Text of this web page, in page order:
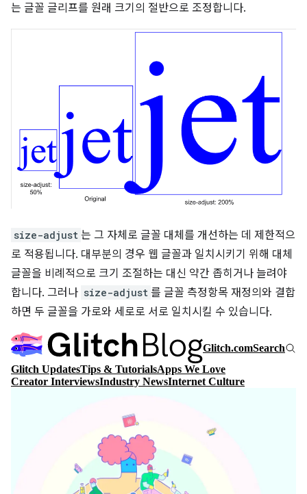
는 글꼴 글리프를 원래 크기의 절반으로 조정합니다.
size-adjust 는 그 자체로 글꼴 대체를 개선하는 데 제한적으
로 적용됩니다. 대부분의 경우 웹 글꼴과 일치시키기 위해 대체
글꼴을 비례적으로 크기 조절하는 대신 약간 좁히거나 늘려야
합니다. 그러나 size-adjust 를 글꼴 측정항목 재정의와 결합
하면 두 글꼴을 가로와 세로로 서로 일치시킬 수 있습니다.